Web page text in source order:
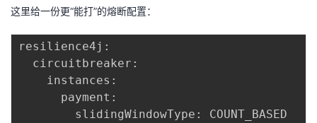
这里给一份更“能打”的熔断配置：
resilience4j:
  circuitbreaker:
    instances:
      payment:
        slidingWindowType: COUNT_BASED